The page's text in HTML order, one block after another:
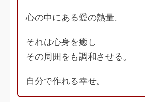
心の中にある愛の熱量。
それは心身を癒し
その周囲をも調和させる。
自分で作れる幸せ。